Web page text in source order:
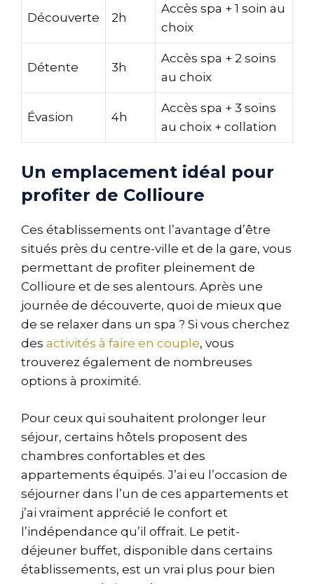
Découverte 2h
Accès spa + 1 soin au
choix
Détente 3h
Accès spa + 2 soins
au choix
Évasion 4h
Accès spa + 3 soins
au choix + collation
Un emplacement idéal pour
profiter de Collioure
Ces établissements ont l’avantage d’être
situés près du centre-ville et de la gare, vous
permettant de profiter pleinement de
Collioure et de ses alentours. Après une
journée de découverte, quoi de mieux que
de se relaxer dans un spa ? Si vous cherchez
des activités à faire en couple, vous
trouverez également de nombreuses
options à proximité.
Pour ceux qui souhaitent prolonger leur
séjour, certains hôtels proposent des
chambres confortables et des
appartements équipés. J’ai eu l’occasion de
séjourner dans l’un de ces appartements et
j’ai vraiment apprécié le confort et
l’indépendance qu’il offrait. Le petit-
déjeuner buffet, disponible dans certains
établissements, est un vrai plus pour bien